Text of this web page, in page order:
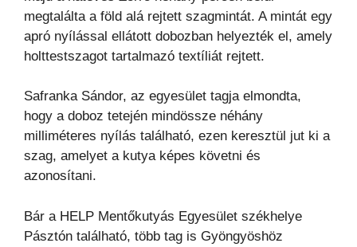
megtalálta a föld alá rejtett szagmintát. A mintát egy
apró nyílással ellátott dobozban helyezték el, amely
holttestszagot tartalmazó textíliát rejtett.
Safranka Sándor, az egyesület tagja elmondta,
hogy a doboz tetején mindössze néhány
milliméteres nyílás található, ezen keresztül jut ki a
szag, amelyet a kutya képes követni és
azonosítani.
Bár a HELP Mentőkutyás Egyesület székhelye
Pásztón található, több tag is Gyöngyöshöz